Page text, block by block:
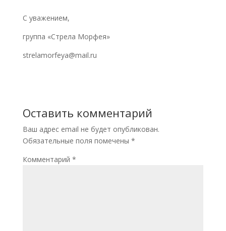
С уважением,
группа «Стрела Морфея»
strelamorfeya@mail.ru
Оставить комментарий
Ваш адрес email не будет опубликован.
Обязательные поля помечены *
Комментарий *